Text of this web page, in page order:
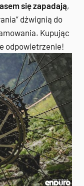
się zapadają,
dźwignią do
Kupując
odpowietrzenie!